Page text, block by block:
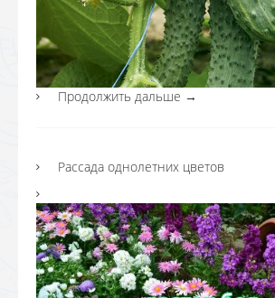
Продолжить дальше →
Рассада однолетних цветов